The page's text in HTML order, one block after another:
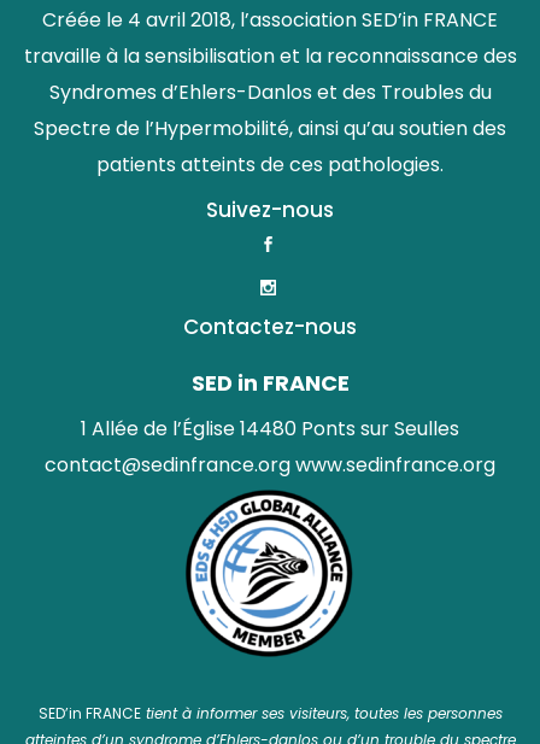
Créée le 4 avril 2018, l’association SED’in FRANCE
travaille à la sensibilisation et la reconnaissance des
Syndromes d’Ehlers-Danlos et des Troubles du
Spectre de l’Hypermobilité, ainsi qu’au soutien des
patients atteints de ces pathologies.
Suivez-nous
Contactez-nous
SED in FRANCE
1 Allée de l’Église 14480 Ponts sur Seulles
contact@sedinfrance.orgwww.sedinfrance.org
SED’in FRANCEtient à informer ses visiteurs, toutes les personnes
atteintes d’un syndrome d’Ehlers-danlos ou d’un trouble du spectre